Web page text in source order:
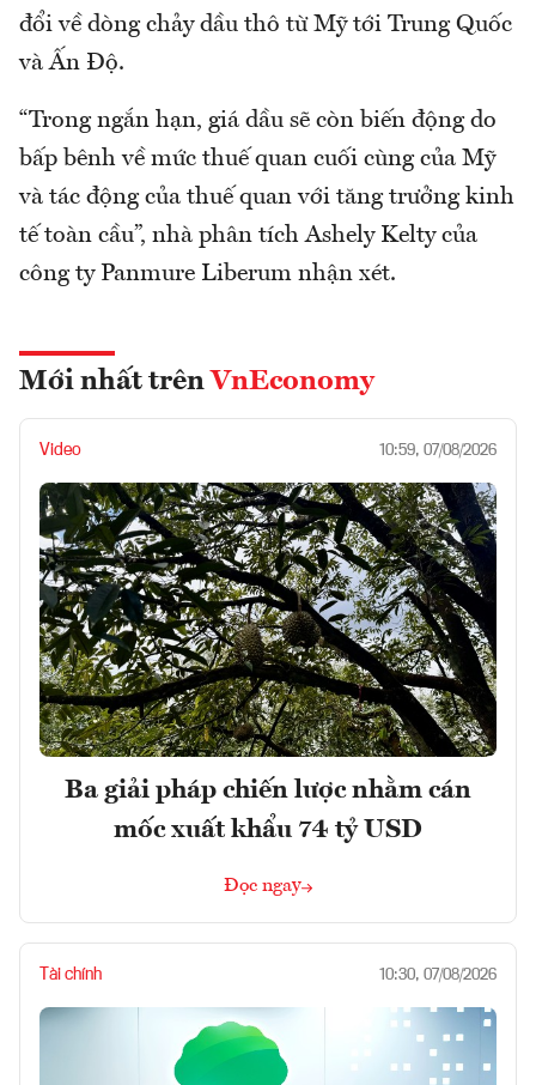
đổi về dòng chảy dầu thô từ Mỹ tới Trung Quốc
và Ấn Độ.
“Trong ngắn hạn, giá dầu sẽ còn biến động do
bấp bênh về mức thuế quan cuối cùng của Mỹ
và tác động của thuế quan với tăng trưởng kinh
tế toàn cầu”, nhà phân tích Ashely Kelty của
công ty Panmure Liberum nhận xét.
Mới nhất trên VnEconomy
Video 10:59, 07/08/2026
Ba giải pháp chiến lược nhằm cán
mốc xuất khẩu 74 tỷ USD
Đọc ngay
Tài chính 10:30, 07/08/2026